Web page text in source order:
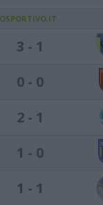
3 - 1
0 - 0
2 - 1
1 - 0
1 - 1